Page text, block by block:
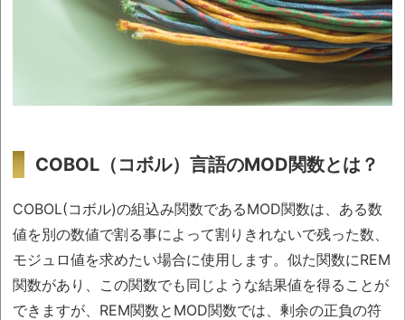
COBOL（コボル）言語のMOD関数とは？
COBOL(コボル)の組込み関数であるMOD関数は、ある数
値を別の数値で割る事によって割りきれないで残った数、
モジュロ値を求めたい場合に使用します。似た関数にREM
関数があり、この関数でも同じような結果値を得ることが
できますが、REM関数とMOD関数では、剰余の正負の符